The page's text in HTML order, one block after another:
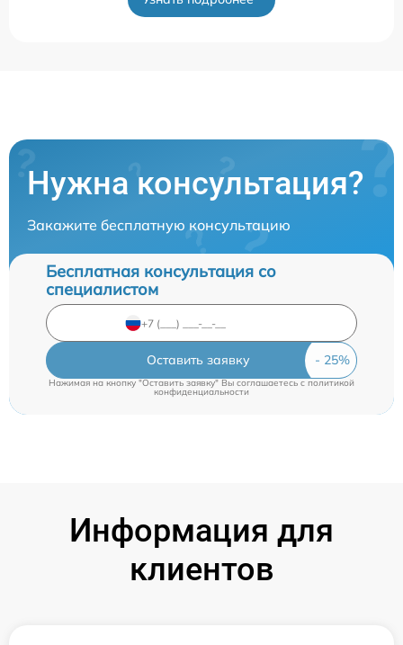
Нужна консультация?
Закажите бесплатную консультацию
Бесплатная консультация со
специалистом
Оставить заявку
Нажимая на кнопку "Оставить заявку" Вы соглашаетесь c политикой
конфиденциальности
Информация для
клиентов